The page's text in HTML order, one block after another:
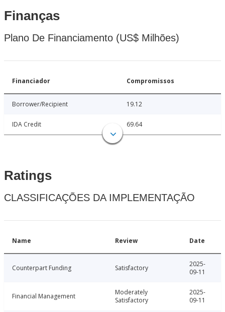
Finanças
Plano De Financiamento (US$ Milhões)
Financiador Compromissos
Borrower/Recipient 19.12
IDA Credit 69.64
Ratings
CLASSIFICAÇÕES DA IMPLEMENTAÇÃO
Name Review Date
Counterpart Funding Satisfactory
2025-
09-11
Financial Management
Moderately
Satisfactory
2025-
09-11